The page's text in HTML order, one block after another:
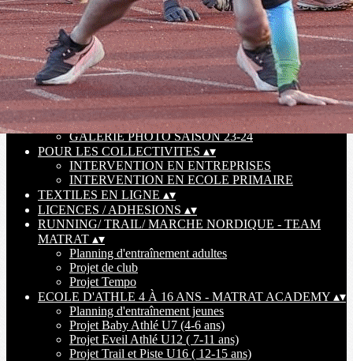
PARCOURS DE TRAIL - UNI'VERT TRAIL BARR▴▾
VIE DU CLUB▴▾
AIDE A LA PRISE DE LICENCE
LETTRE RENTRÉE 25-26
PARTENAIRES CLUB
ENTRAINEMENT SEMI-PERSONNALISE
ASSEMBLEE GENERALE 2023
ASSEMBLEE GENERALE 2024
ASSEMBLEE GENERALE 2025
GALERIE PHOTO SAISON 23-24
POUR LES COLLECTIVITES ▴▾
INTERVENTION EN ENTREPRISES
INTERVENTION EN ECOLE PRIMAIRE
TEXTILES EN LIGNE ▴▾
LICENCES / ADHESIONS ▴▾
RUNNING/ TRAIL/ MARCHE NORDIQUE - TEAM
MATRAT ▴▾
Planning d'entraînement adultes
Projet de club
Projet Tempo
ECOLE D'ATHLE 4 À 16 ANS - MATRAT ACADEMY ▴▾
Planning d'entraînement jeunes
Projet Baby Athlé U7 (4-6 ans)
Projet Eveil Athlé U12 ( 7-11 ans)
Projet Trail et Piste U16 ( 12-15 ans)